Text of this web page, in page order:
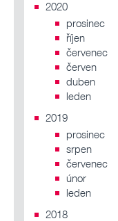
2020
prosinec
říjen
červenec
červen
duben
leden
2019
prosinec
srpen
červenec
únor
leden
2018